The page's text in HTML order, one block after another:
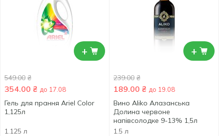
+
549.00 ₴
354.00 ₴ до 17.08
Гель для прання Ariel Color
1,125л
1.125 л
+
239.00 ₴
189.00 ₴ до 19.08
Вино Aliko Алазанська
Долина червоне
напівсолодке 9-13% 1,5л
1.5 л